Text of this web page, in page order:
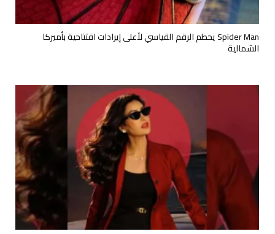
Spider Man يحطم الرقم القياسي لأعلى إيرادات افتتاحية بأميركا
الشمالية